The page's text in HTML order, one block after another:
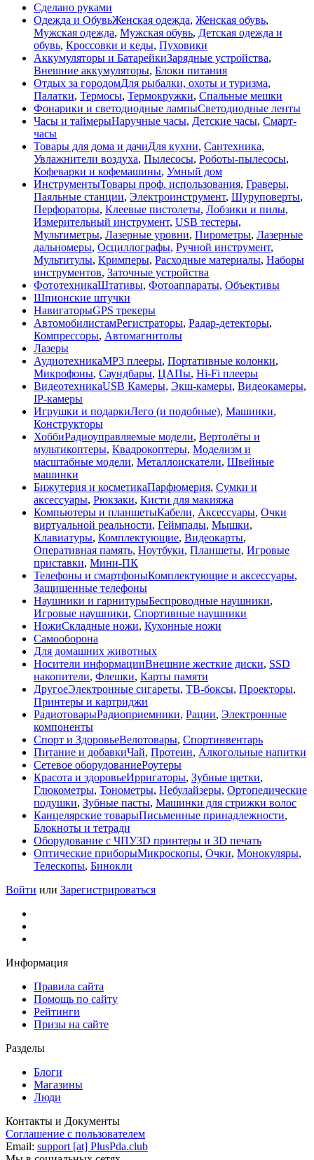
Сделано руками
Одежда и ОбувьЖенская одежда, Женская обувь,
Мужская одежда, Мужская обувь, Детская одежда и
обувь, Кроссовки и кеды, Пуховики
Аккумуляторы и БатарейкиЗарядные устройства,
Внешние аккумуляторы, Блоки питания
Отдых за городомДля рыбалки, охоты и туризма,
Палатки, Термосы, Термокружки, Спальные мешки
Фонарики и светодиодные лампыСветодиодные ленты
Часы и таймерыНаручные часы, Детские часы, Смарт-
часы
Товары для дома и дачиДля кухни, Сантехника,
Увлажнители воздуха, Пылесосы, Роботы-пылесосы,
Кофеварки и кофемашины, Умный дом
ИнструментыТовары проф. использования, Граверы,
Паяльные станции, Электроинструмент, Шуруповерты,
Перфораторы, Клеевые пистолеты, Лобзики и пилы,
Измерительный инструмент, USB тестеры,
Мультиметры, Лазерные уровни, Пирометры, Лазерные
дальномеры, Осциллографы, Ручной инструмент,
Мультитулы, Кримперы, Расходные материалы, Наборы
инструментов, Заточные устройства
ФототехникаШтативы, Фотоаппараты, Объективы
Шпионские штучки
НавигаторыGPS трекеры
АвтомобилистамРегистраторы, Радар-детекторы,
Компрессоры, Автомагнитолы
Лазеры
АудиотехникаMP3 плееры, Портативные колонки,
Микрофоны, Саундбары, ЦАПы, Hi-Fi плееры
ВидеотехникаUSB Камеры, Экш-камеры, Видеокамеры,
IP-камеры
Игрушки и подаркиЛего (и подобные), Машинки,
Конструкторы
ХоббиРадиоуправляемые модели, Вертолёты и
мультикоптеры, Квадрокоптеры, Моделизм и
масштабные модели, Металлоискатели, Швейные
машинки
Бижутерия и косметикаПарфюмерия, Сумки и
аксессуары, Рюкзаки, Кисти для макияжа
Компьютеры и планшетыКабели, Аксессуары, Очки
виртуальной реальности, Геймпады, Мышки,
Клавиатуры, Комплектующие, Видеокарты,
Оперативная память, Ноутбуки, Планшеты, Игровые
приставки, Мини-ПК
Телефоны и смартфоныКомплектующие и аксессуары,
Защищенные телефоны
Наушники и гарнитурыБеспроводные наушники,
Игровые наушники, Спортивные наушники
НожиСкладные ножи, Кухонные ножи
Самооборона
Для домашних животных
Носители информацииВнешние жесткие диски, SSD
накопители, Флешки, Карты памяти
ДругоеЭлектронные сигареты, ТВ-боксы, Проекторы,
Принтеры и картриджи
РадиотоварыРадиоприемники, Рации, Электронные
компоненты
Спорт и ЗдоровьеВелотовары, Спортинвентарь
Питание и добавкиЧай, Протеин, Алкогольные напитки
Сетевое оборудованиеРоутеры
Красота и здоровьеИрригаторы, Зубные щетки,
Глюкометры, Тонометры, Небулайзеры, Ортопедические
подушки, Зубные пасты, Машинки для стрижки волос
Канцелярские товарыПисьменные принадлежности,
Блокноты и тетради
Оборудование с ЧПУ3D принтеры и 3D печать
Оптические приборыМикроскопы, Очки, Монокуляры,
Телескопы, Бинокли
Войти или Зарегистрироваться
Информация
Правила сайта
Помощь по сайту
Рейтинги
Призы на сайте
Разделы
Блоги
Магазины
Люди
Контакты и Документы
Соглашение с пользователем
Email: support [at] PlusPda.club